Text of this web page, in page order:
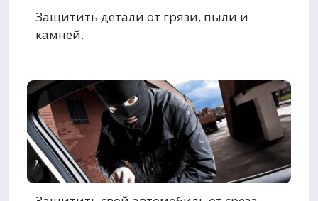
Защитить детали от грязи, пыли и
камней.